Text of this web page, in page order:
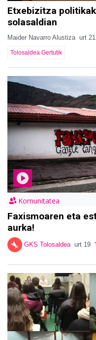
Etxebizitza
solasaldian
Maider Navarro Alustiza urt 21
Tolosaldea Gertutik
Komunitatea
Faxismoaren eta
aurka!
GKS Tolosaldea urt 19